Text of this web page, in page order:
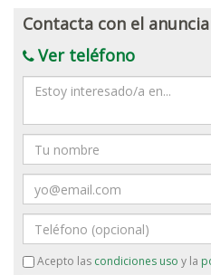
Contacta con el
Ver teléfono
Mensaje
Nombre
Email
Teléfono
Acepto las condiciones uso y la